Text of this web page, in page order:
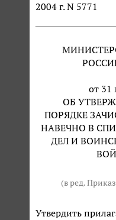
2004 г. N 5771
от 31
ОБ
ПОРЯДКЕ
НАВЕЧНО В
ДЕЛ И
(в ред.
Утвердить